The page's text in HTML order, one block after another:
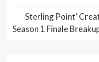
‘Sterling Point’
Season 1 Finale